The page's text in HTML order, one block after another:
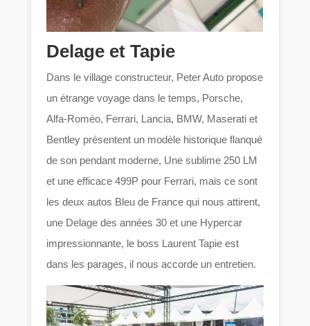
Delage et Tapie
Dans le village constructeur, Peter Auto propose
un étrange voyage dans le temps, Porsche,
Alfa-Roméo, Ferrari, Lancia, BMW, Maserati et
Bentley présentent un modèle historique flanqué
de son pendant moderne, Une sublime 250 LM
et une efficace 499P pour Ferrari, mais ce sont
les deux autos Bleu de France qui nous attirent,
une Delage des années 30 et une Hypercar
impressionnante, le boss Laurent Tapie est
dans les parages, il nous accorde un entretien.